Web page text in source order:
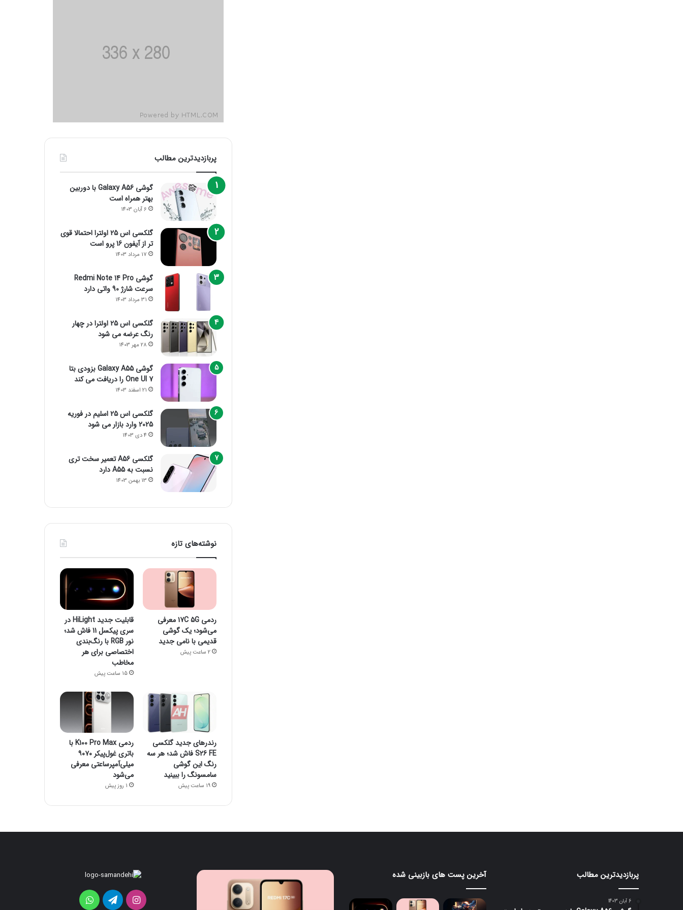
پربازدیدترین مطالب
گوشی Galaxy A56 با دوربین
بهتر همراه است
6 آبان 1403
گلکسی اس 25 اولترا احتمالا قوی
تر از آیفون 16 پرو است
17 مرداد 1403
گوشی Redmi Note 14 Pro
سرعت شارژ 90 واتی دارد
31 مرداد 1403
گلکسی اس 25 اولترا در چهار
رنگ عرضه می شود
28 مهر 1403
گوشی Galaxy A55 بزودی بتا
One UI 7 را دریافت می کند
21 اسفند 1403
گلکسی اس 25 اسلیم در فوریه
2025 وارد بازار می شود
4 دی 1403
گلکسی A56 تعمیر سخت تری
نسبت به A55 دارد
13 بهمن 1403
نوشته‌های تازه
ردمی 17C 5G معرفی
می‌شود؛ یک گوشی
قدیمی با نامی جدید
2 ساعت پیش
قابلیت جدید HiLight در
سری پیکسل 11 فاش شد؛
نور RGB با رنگ‌بندی
اختصاصی برای هر
مخاطب
15 ساعت پیش
رندرهای جدید گلکسی
S26 FE فاش شد؛ هر سه
رنگ این گوشی
سامسونگ را ببینید
19 ساعت پیش
ردمی K100 Pro Max با
باتری غول‌پیکر ۹۰۷۰
میلی‌آمپرساعتی معرفی
می‌شود
1 روز پیش
پربازدیدترین مطالب
6 آبان 1403
آخرین پست های بازبینی شده
ردمی
Max
مانیتور
گیمینگ
۲۴۰
هرتزی
ردمی
اینستاگرامتلگرام واتس